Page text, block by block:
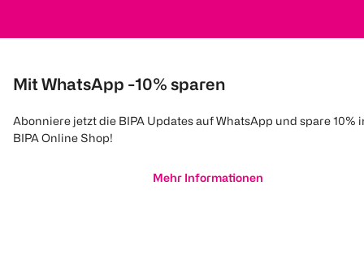
Mit WhatsApp -10% sparen
Abonniere jetzt die BIPA Updates auf WhatsApp und spare 10%
BIPA Online Shop!
Mehr Informationen